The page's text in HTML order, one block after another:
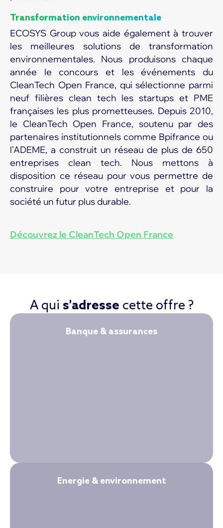
Transformation environnementale
ECOSYS Group vous aide également à trouver
les meilleures solutions de transformation
environnementales. Nous produisons chaque
année le concours et les événements du
CleanTech Open France, qui sélectionne parmi
neuf filières clean tech les startups et PME
françaises les plus prometteuses. Depuis 2010,
le CleanTech Open France, soutenu par des
partenaires institutionnels comme Bpifrance ou
l’ADEME, a construit un réseau de plus de 650
entreprises clean tech. Nous mettons à
disposition ce réseau pour vous permettre de
construire pour votre entreprise et pour la
société un futur plus durable.
Découvrez le CleanTech Open France
A qui s'adresse cette offre ?
Banque & assurances
Energie & environnement